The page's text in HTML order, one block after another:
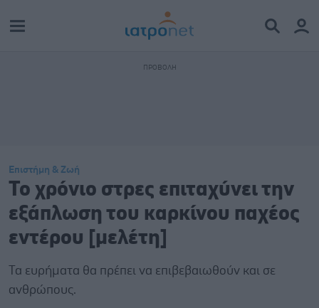
Επιστήμη & Ζωή
Το χρόνιο στρες επιταχύνει την
εξάπλωση του καρκίνου παχέος
εντέρου [μελέτη]
Τα ευρήματα θα πρέπει να επιβεβαιωθούν και σε
ανθρώπους.